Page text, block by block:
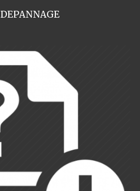
DEPANNAGE